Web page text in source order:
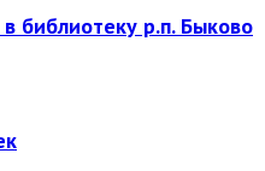
библиотеку р.п. Быково